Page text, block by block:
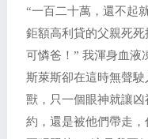
“一百二十萬，還不起
鉅額高利貸的父親死
可憐爸！” 我渾身血液
斯萊斯卻在這時無聲
獸，只一個眼神就讓
約，還是被他們帶走